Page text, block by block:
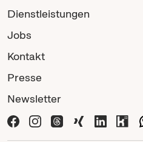
Dienstleistungen
Jobs
Kontakt
Presse
Newsletter